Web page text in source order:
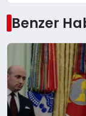
Benzer